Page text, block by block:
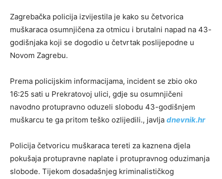
Zagrebačka policija izvijestila je kako su četvorica
muškaraca osumnjičena za otmicu i brutalni napad na 43-
godišnjaka koji se dogodio u četvrtak poslijepodne u
Novom Zagrebu.
Prema policijskim informacijama, incident se zbio oko
16:25 sati u Prekratovoj ulici, gdje su osumnjičeni
navodno protupravno oduzeli slobodu 43-godišnjem
muškarcu te ga pritom teško ozlijedili., javlja dnevnik.hr
Policija četvoricu muškaraca tereti za kaznena djela
pokušaja protupravne naplate i protupravnog oduzimanja
slobode. Tijekom dosadašnjeg kriminalističkog